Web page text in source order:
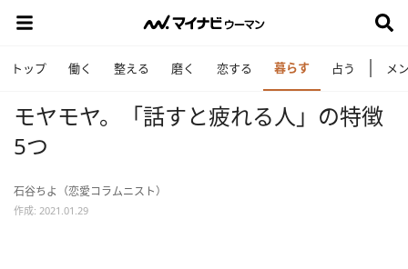
トップ 働く 整える 磨く 恋する 暮らす 占う メ
モヤモヤ。「話すと疲れる人」の特徴
5つ
石谷ちよ（恋愛コラムニスト）
作成: 2021.01.29